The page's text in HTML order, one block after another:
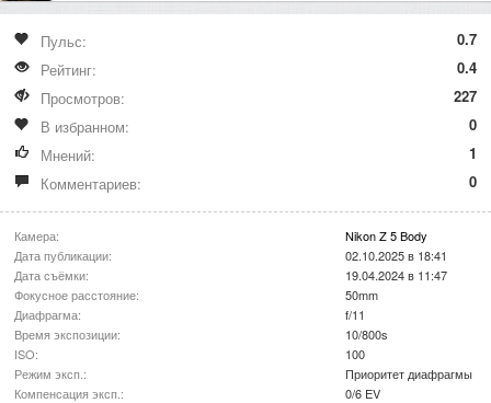
Пульс:
0.7
Рейтинг:
0.4
Просмотров:
227
В избранном:
0
Мнений:
1
Комментариев:
0
Камера:
Nikon Z 5 Body
Дата публикации:
02.10.2025 в 18:41
Дата съёмки:
19.04.2024 в 11:47
Фокусное расстояние:
50mm
Диафрагма:
f/11
Время экспозиции:
10/800s
ISO:
100
Режим эксп.:
Приоритет диафрагмы
Компенсация эксп.:
0/6 EV